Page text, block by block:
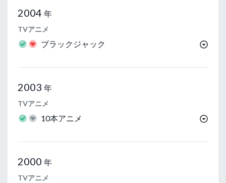
2004 年
TVアニメ
ブラックジャック
2003 年
TVアニメ
10本アニメ
2000 年
TVアニメ